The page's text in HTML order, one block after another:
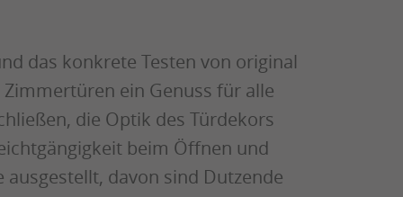
das konkrete Testen von original
ein Genuss für alle
die Optik des Türdekors
beim Öffnen und
ausgestellt, davon sind Dutzende